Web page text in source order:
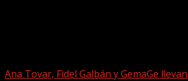
Ana Tovar, Fidel Galbán y GemaGe